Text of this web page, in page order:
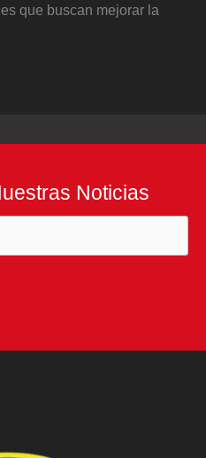
que buscan mejorar la
Noticias